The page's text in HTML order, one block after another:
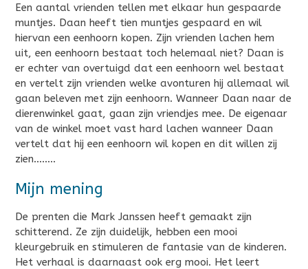
Een aantal vrienden tellen met elkaar hun gespaarde
muntjes. Daan heeft tien muntjes gespaard en wil
hiervan een eenhoorn kopen. Zijn vrienden lachen hem
uit, een eenhoorn bestaat toch helemaal niet? Daan is
er echter van overtuigd dat een eenhoorn wel bestaat
en vertelt zijn vrienden welke avonturen hij allemaal wil
gaan beleven met zijn eenhoorn. Wanneer Daan naar de
dierenwinkel gaat, gaan zijn vriendjes mee. De eigenaar
van de winkel moet vast hard lachen wanneer Daan
vertelt dat hij een eenhoorn wil kopen en dit willen zij
zien……..
Mijn mening
De prenten die Mark Janssen heeft gemaakt zijn
schitterend. Ze zijn duidelijk, hebben een mooi
kleurgebruik en stimuleren de fantasie van de kinderen.
Het verhaal is daarnaast ook erg mooi. Het leert